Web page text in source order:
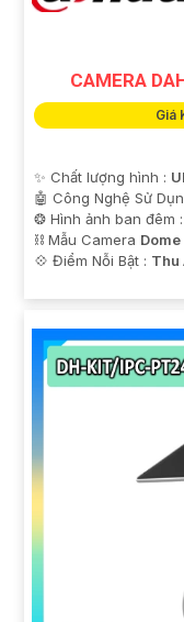
CAMERA
Giá
✨ Chất lượng hình :
🤖️ Công Nghệ Sử
❂ Hình ảnh ban đêm :
⛓ Mẫu Camera
️💠 Điểm Nỗi Bật : Thu